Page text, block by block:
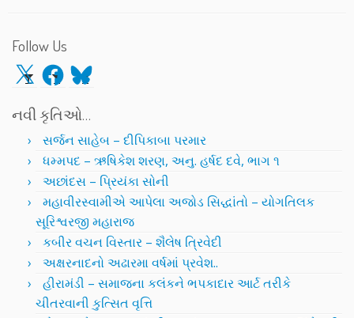
Follow Us
X Facebook
Bluesky
નવી કૃતિઓ…
સર્જન સાહેબ – દીપિકાબા પરમાર
ધમ્મપદ – ઋષિકેશ શરણ, અનુ. હર્ષદ દવે, ભાગ ૧
અછાંદસ – પ્રિયંકા સોની
મહાવીરસ્વામીએ આપેલા અજોડ સિદ્ધાંતો – યોગતિલક
સૂરિશ્વરજી મહારાજ
કબીર વચન વિસ્તાર – શૈલેષ ત્રિવેદી
અક્ષરનાદનો અઢારમા વર્ષમાં પ્રવેશ..
હીરામંડી – સમાજના કલંકને ભપકાદાર આર્ટ તરીકે
ચીતરવાની કુત્સિત વૃત્તિ